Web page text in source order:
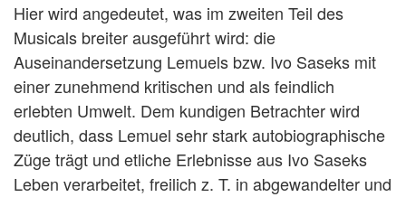
Hier wird angedeutet, was im zweiten Teil des
Musicals breiter ausgeführt wird: die
Auseinandersetzung Lemuels bzw. Ivo Saseks mit
einer zunehmend kritischen und als feindlich
erlebten Umwelt. Dem kundigen Betrachter wird
deutlich, dass Lemuel sehr stark autobiographische
Züge trägt und etliche Erlebnisse aus Ivo Saseks
Leben verarbeitet, freilich z. T. in abgewandelter und